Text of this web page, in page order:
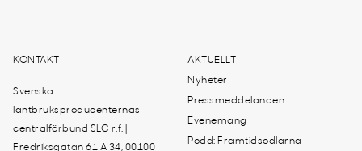
KONTAKT
Svenska
lantbruksproducenternas
centralförbund SLC r.f. |
Fredriksgatan 61 A 34, 00100
AKTUELLT
Nyheter
Pressmeddelanden
Evenemang
Podd: Framtidsodlarna